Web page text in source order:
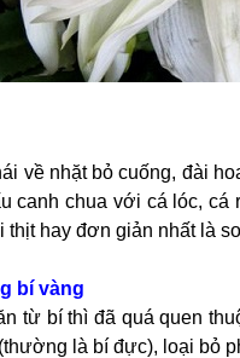
về nhặt bỏ cuống, đài
canh chua với cá lóc, cá
thịt hay đơn giản nhất là
bí vàng
từ bí thì đã quá quen
là bí đực), loại bỏ